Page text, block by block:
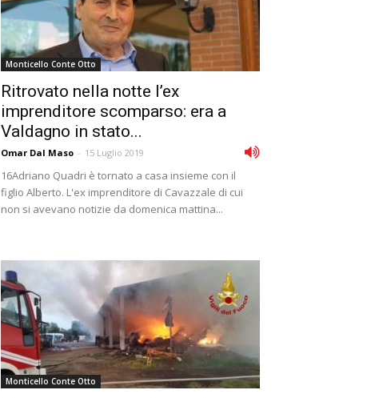
Monticello Conte Otto
Ritrovato nella notte l’ex
imprenditore scomparso: era a
Valdagno in stato...
Omar Dal Maso - 15 Luglio 2019
16Adriano Quadri è tornato a casa insieme con il
figlio Alberto. L'ex imprenditore di Cavazzale di cui
non si avevano notizie da domenica mattina...
Monticello Conte Otto